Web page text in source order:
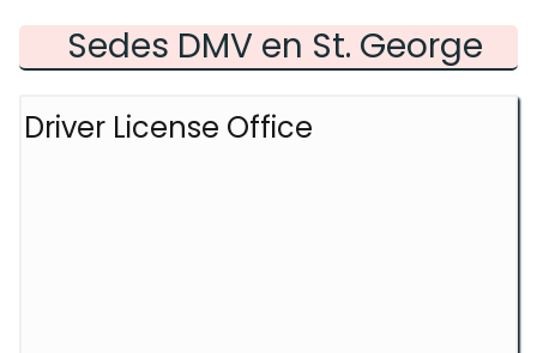
Sedes DMV en St. George
Driver License Office